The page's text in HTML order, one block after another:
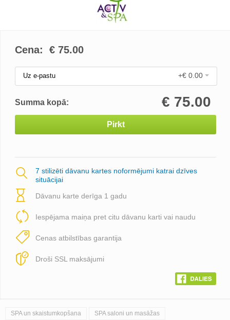
Cena: € 75.00
Uz e-pastu +€ 0.00
Summa kopā: € 75.00
Pirkt
7 stilizēti dāvanu kartes noformējumi katrai dzīves
situācijai
Dāvanu karte derīga 1 gadu
Iespējama maiņa pret citu dāvanu karti vai naudu
Cenas atbilstības garantija
Droši SSL maksājumi
SPA un skaistumkopšana SPA saloni un masāžas